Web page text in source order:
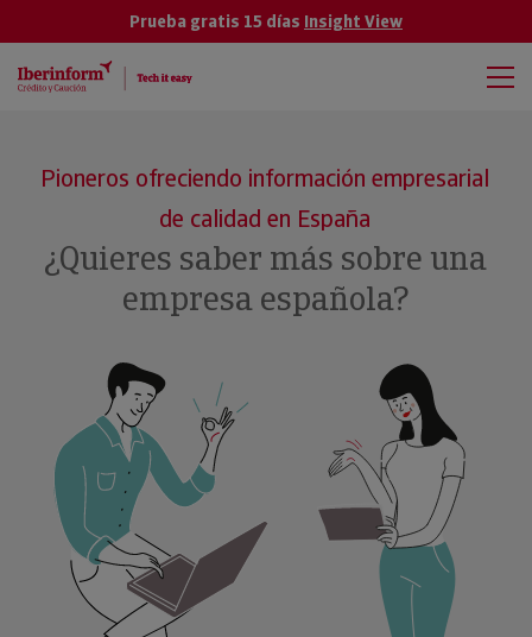
Prueba gratis 15 días Insight View
Pioneros ofreciendo información empresarial
de calidad en España
¿Quieres saber más sobre una
empresa española?